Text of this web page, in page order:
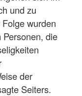
und zu
wurden
die
der
Seiters.